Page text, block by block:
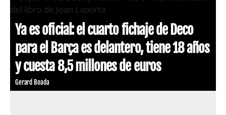
Ya es oficial: el cuarto fichaje de Deco
para el Barça es delantero, tiene 18 años
y cuesta 8,5 millones de euros
Gerard Boada